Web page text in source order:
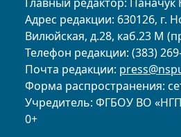
Адрес редакции: 630126, г.
Вилюйская, д.28, каб.23 М
Телефон редакции: (383)
Почта редакции:
Форма распространения:
Учредитель: ФГБОУ ВО
0+